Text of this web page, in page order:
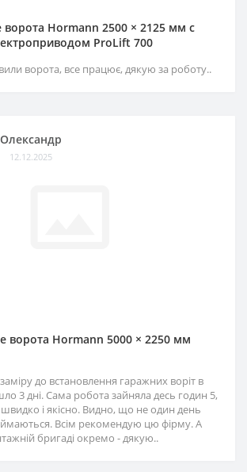
Hormann 2500 × 2125 мм c
ProLift 700
ворота, все працює, дякую за роботу..
Олександр
12.12.2025
ворота Hormann 5000 × 2250 мм
до встановлення гаражних воріт в
3 дні. Сама робота зайняла десь годин 5,
і якісно. Видно, що не один день
Всім рекомендую цю фірму. А
бригаді окремо - дякую..